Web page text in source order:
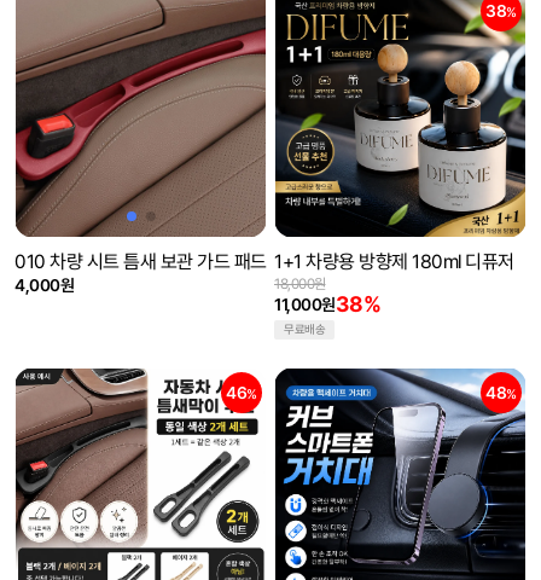
010 차량 시트 틈새 보관 가드 패드
4,000원
38%
1+1 차량용 방향제 180ml 디퓨저
11,000원38%
18,000원
무료배송
46% 48%